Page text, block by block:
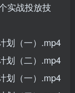
实战投放技
划（一）.mp4
划（二）.mp4
划（一）.mp4